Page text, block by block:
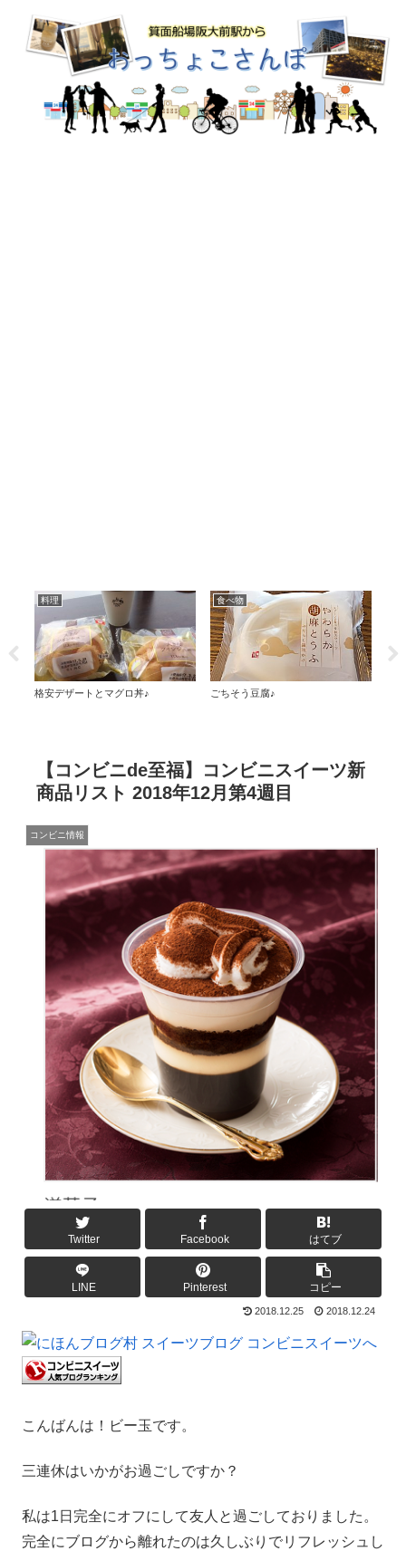
料理
格安デザートとマグロ丼♪
食べ物
ごちそう豆腐♪
【コンビニde至福】コンビニスイーツ新
商品リスト 2018年12月第4週目
コンビニ情報
Twitter Facebook はてブ
LINE Pinterest コピー
2018.12.25 2018.12.24
こんばんは！ビー玉です。
三連休はいかがお過ごしですか？
私は1日完全にオフにして友人と過ごしておりました。
完全にブログから離れたのは久しぶりでリフレッシュし